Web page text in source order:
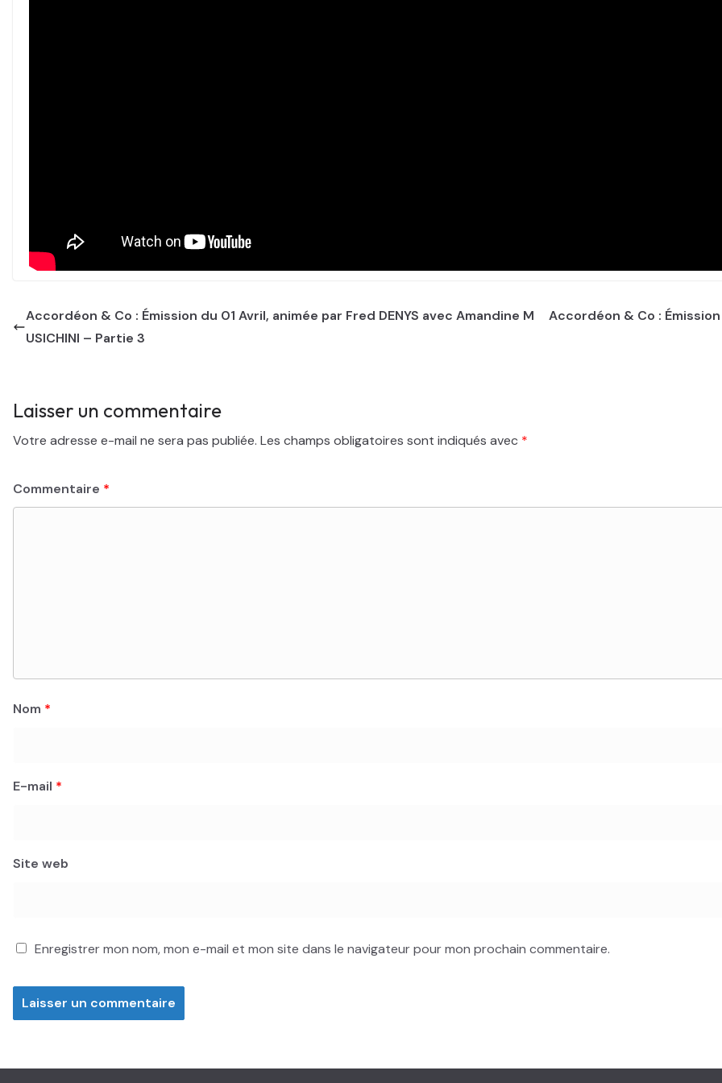
Accordéon & Co : Émission du 01 Avril, animée par Fred DENYS avec Amandine M
USICHINI – Partie 3
Accordéon & Co :
Laisser un commentaire
Votre adresse e-mail ne sera pas publiée. Les champs obligatoires sont indiqués avec *
Commentaire *
Nom *
E-mail *
Site web
Enregistrer mon nom, mon e-mail et mon site dans le navigateur pour mon prochain commentaire.